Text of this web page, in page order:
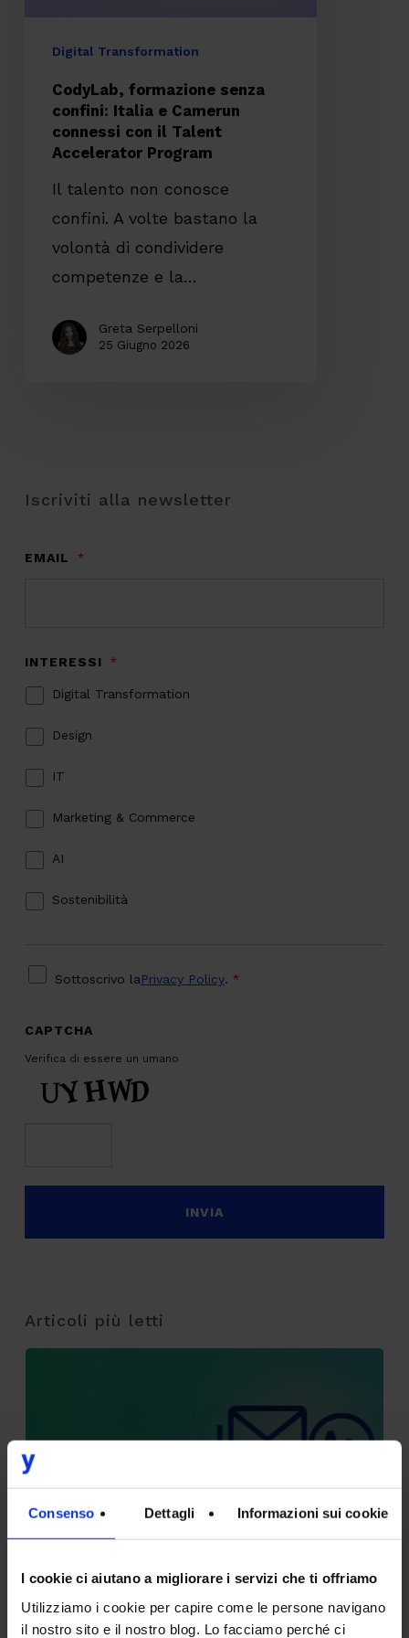
Consenso Dettagli Informazioni sui cookie
I cookie ci aiutano a migliorare i servizi che ti offriamo
Utilizziamo i cookie per capire come le persone navigano
il nostro sito e il nostro blog. Lo facciamo perché ci
Talent
Accelerator
Program
Digital Transformation
CodyLab, formazione senza
confini: Italia e Camerun
connessi con il Talent
Accelerator Program
Il talento non conosce
confini. A volte bastano la
volontà di condividere
competenze e la…
Greta Serpelloni
25 Giugno 2026
Iscriviti alla newsletter
EMAIL *
INTERESSI *
Digital Transformation
Design
IT
Marketing & Commerce
AI
Sostenibilità
Sottoscrivo laPrivacy Policy. *
CAPTCHA
Verifica di essere un umano
Articoli più letti
Camerun connessi con il Talent Accelerator
Program